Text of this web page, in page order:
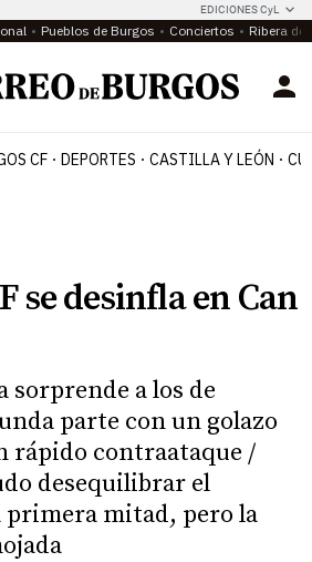
EDICIONES CyL
Pueblos de Burgos Conciertos Ribera del
CF DEPORTES CASTILLA Y LEÓN
se desinfla en Can
sorprende a los de
parte con un golazo
rápido contraataque /
desequilibrar el
primera mitad, pero la